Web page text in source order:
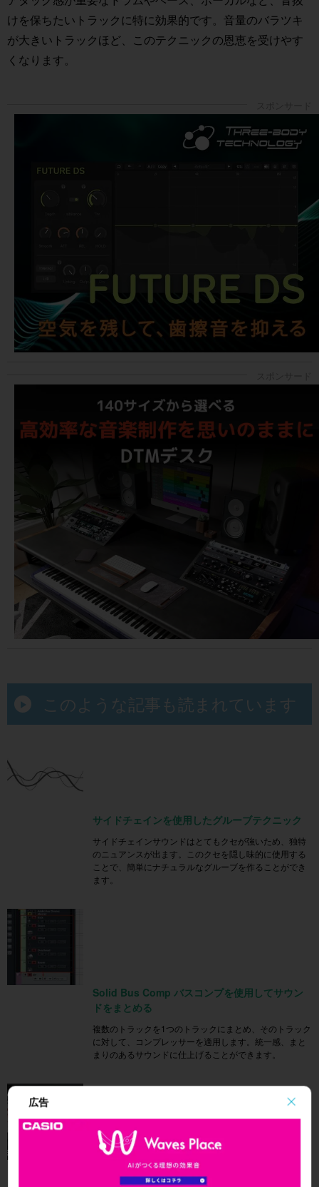
広告
けを保ちたいトラックに特に効果的です。音量のバラツキ
が大きいトラックほど、このテクニックの恩恵を受けやす
くなります。
このような記事も読まれています
サイドチェインを使用したグルーブテクニック
サイドチェインサウンドはとてもクセが強いため、独特
のニュアンスが出ます。このクセを隠し味的に使用する
ことで、簡単にナチュラルなグルーブを作ることができ
ます。
Solid Bus Comp バスコンプを使用してサウン
ドをまとめる
複数のトラックを1つのトラックにまとめ、そのトラック
に対して、コンプレッサーを適用します。統一感、まと
まりのあるサウンドに仕上げることができます。
コンプレッサーとオートメーションの順序